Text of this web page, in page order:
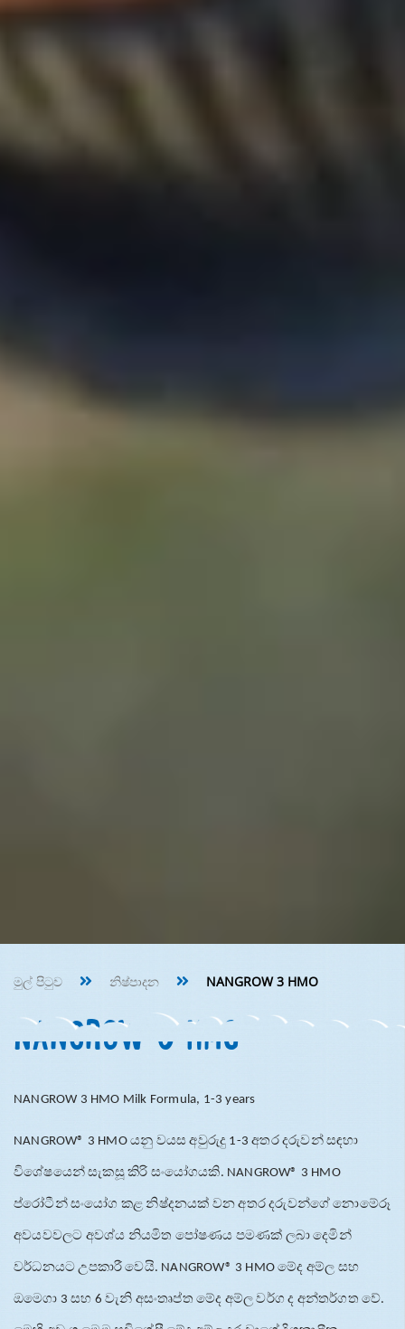
මුල් පිටුව නිෂ්පාදන NANGROW 3 HMO
NANGROW 3 HMO
NANGROW 3 HMO Milk Formula, 1-3 years
NANGROW® 3 HMO යනු වයස අවුරුදු 1-3‌අතර දරුවන් සඳහා
විශේෂයෙන් සැකසූ කිරි සංයෝගයකි. NANGROW® 3 HMO
ප්රෝටීන් සංයෝග කළ නිෂ්දනයක් වන අතර දරුවන්ගේ නොමේරූ
අවයවවලට අවශ්ය නියමිත පෝෂණය පමණක් ලබා දෙමින්
වර්ධනයට උපකාරී වෙයි. NANGROW® 3 HMOමේද අම්ල සහ
ඔමෙගා 3සහ 6වැනි අසංතෘප්ත මේද අම්ල වර්ග ද අන්තර්ගත වේ.